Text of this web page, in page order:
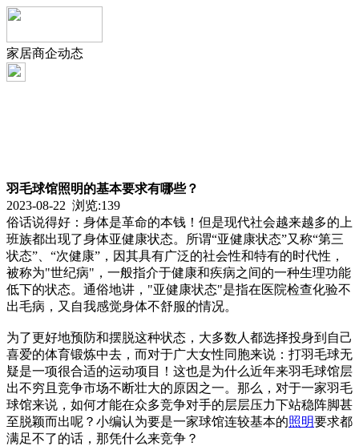
家居商企动态
羽毛球馆照明的基本要求有哪些？
2023-08-22 浏览:139
俗话说得好：身体是革命的本钱！但是现代社会越来越多的上
班族都出现了身体亚健康状态。所谓“亚健康状态”又称“第三
状态”、“次健康”，因其具有广泛的社会性和特有的时代性，
被称为"世纪病"，一般指介于健康和疾病之间的一种生理功能
低下的状态。通俗地讲，"亚健康状态"是指在医院检查化验不
出毛病，又自我感觉身体不舒服的情况。
为了更好地预防和摆脱这种状态，大多数人都选择投身到自己
喜爱的体育锻炼中去，而对于广大女性同胞来说：打羽毛球无
疑是一项很合适的运动项目！这也是为什么近年来羽毛球馆层
出不穷且竞争市场不断壮大的原因之一。那么，对于一家羽毛
球馆来说，如何才能在众多竞争对手的层层压力下站稳阵脚甚
至脱颖而出呢？小编认为要是一家球馆连较基本的照明要求都
满足不了的话，那凭什么来竞争？